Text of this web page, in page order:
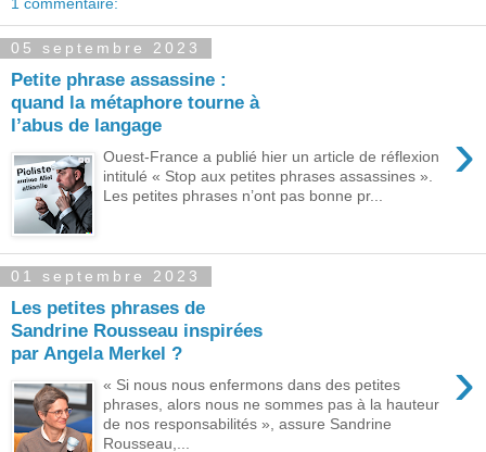
1 commentaire:
05 septembre 2023
Petite phrase assassine :
quand la métaphore tourne à
l’abus de langage
›
Ouest-France a publié hier un article de réflexion
intitulé « Stop aux petites phrases assassines ».
Les petites phrases n’ont pas bonne pr...
01 septembre 2023
Les petites phrases de
Sandrine Rousseau inspirées
par Angela Merkel ?
›
« Si nous nous enfermons dans des petites
phrases, alors nous ne sommes pas à la hauteur
de nos responsabilités », assure Sandrine
Rousseau,...